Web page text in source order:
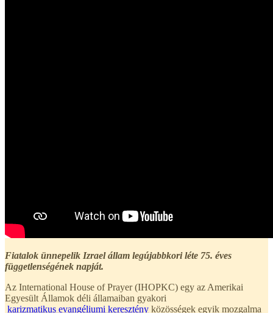
Fiatalok ünnepelik Izrael állam legújabbkori léte 75. éves
függetlenségének napját.
Az International House of Prayer (IHOPKC) egy az Amerikai
Egyesült Államok déli államaiban gyakori
karizmatikus evangéliumi keresztény közösségek egyik mozgalma